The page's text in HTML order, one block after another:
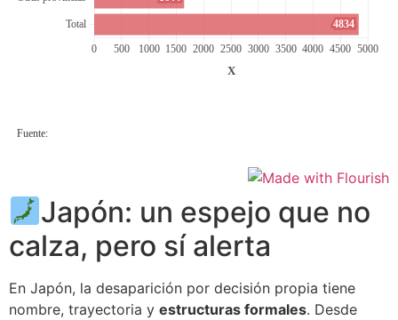
Japón: un espejo que no
calza, pero sí alerta
En Japón, la desaparición por decisión propia tiene
nombre, trayectoria y estructuras formales. Desde